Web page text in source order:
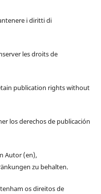
i diritti di
les droits de
publication rights without
los derechos de publicación
Autor (en),
zu behalten.
os direitos de